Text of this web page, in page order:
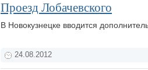
Проезд Лобачевского
В Новокузнецке вводится
24.08.2012